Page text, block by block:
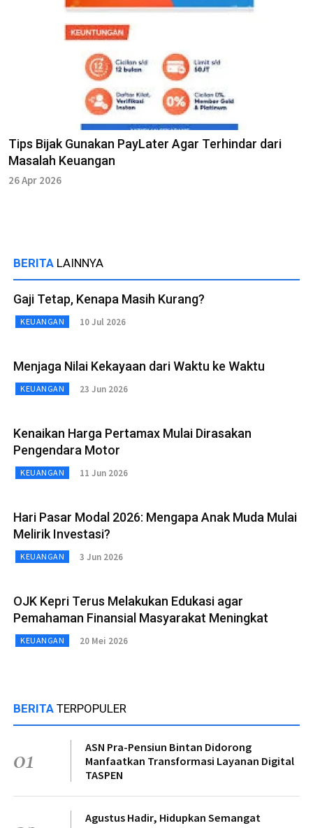
Tips Bijak Gunakan PayLater Agar Terhindar dari
Masalah Keuangan
26 Apr 2026
BERITA LAINNYA
Gaji Tetap, Kenapa Masih Kurang?
KEUANGAN 10 Jul 2026
Menjaga Nilai Kekayaan dari Waktu ke Waktu
KEUANGAN 23 Jun 2026
Kenaikan Harga Pertamax Mulai Dirasakan
Pengendara Motor
KEUANGAN 11 Jun 2026
Hari Pasar Modal 2026: Mengapa Anak Muda Mulai
Melirik Investasi?
KEUANGAN 3 Jun 2026
OJK Kepri Terus Melakukan Edukasi agar
Pemahaman Finansial Masyarakat Meningkat
KEUANGAN 20 Mei 2026
BERITA TERPOPULER
01
ASN Pra-Pensiun Bintan Didorong
Manfaatkan Transformasi Layanan Digital
TASPEN
Agustus Hadir, Hidupkan Semangat